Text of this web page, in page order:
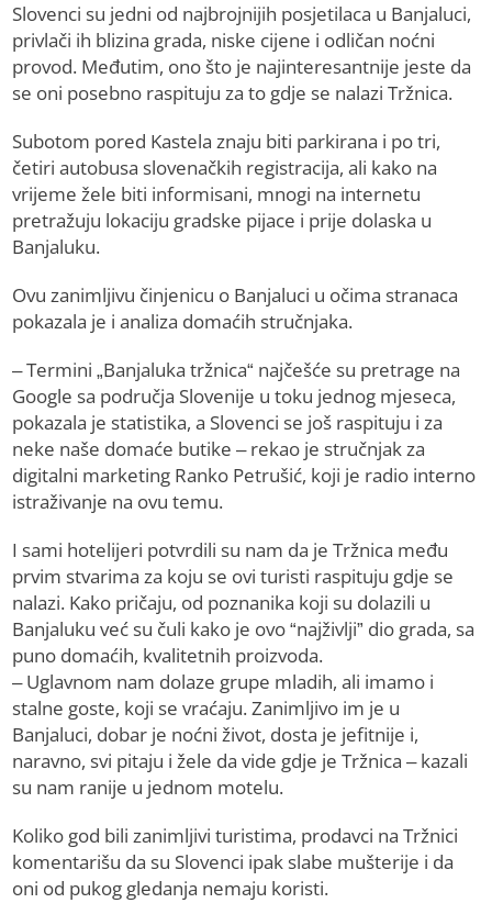
Slovenci su jedni od najbrojnijih posjetilaca u Banjaluci,
privlači ih blizina grada, niske cijene i odličan noćni
provod. Međutim, ono što je najinteresantnije jeste da
se oni posebno raspituju za to gdje se nalazi Tržnica.
Subotom pored Kastela znaju biti parkirana i po tri,
četiri autobusa slovenačkih registracija, ali kako na
vrijeme žele biti informisani, mnogi na internetu
pretražuju lokaciju gradske pijace i prije dolaska u
Banjaluku.
Ovu zanimljivu činjenicu o Banjaluci u očima stranaca
pokazala je i analiza domaćih stručnjaka.
– Termini „Banjaluka tržnica“ najčešće su pretrage na
Google sa područja Slovenije u toku jednog mjeseca,
pokazala je statistika, a Slovenci se još raspituju i za
neke naše domaće butike – rekao je stručnjak za
digitalni marketing Ranko Petrušić, koji je radio interno
istraživanje na ovu temu.
I sami hotelijeri potvrdili su nam da je Tržnica među
prvim stvarima za koju se ovi turisti raspituju gdje se
nalazi. Kako pričaju, od poznanika koji su dolazili u
Banjaluku već su čuli kako je ovo “najživlji” dio grada, sa
puno domaćih, kvalitetnih proizvoda.
– Uglavnom nam dolaze grupe mladih, ali imamo i
stalne goste, koji se vraćaju. Zanimljivo im je u
Banjaluci, dobar je noćni život, dosta je jefitnije i,
naravno, svi pitaju i žele da vide gdje je Tržnica – kazali
su nam ranije u jednom motelu.
Koliko god bili zanimljivi turistima, prodavci na Tržnici
komentarišu da su Slovenci ipak slabe mušterije i da
oni od pukog gledanja nemaju koristi.